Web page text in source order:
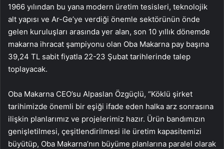
1966 yılından bu yana modern üretim tesisleri, teknolojik
alt yapısı ve Ar-Ge’ye verdiği önemle sektörünün önde
gelen kuruluşları arasında yer alan, son 10 yıllık dönemde
makarna ihracat şampiyonu olan Oba Makarna pay başına
39,24 TL sabit fiyatla 22-23 Şubat tarihlerinde talep
toplayacak.
Oba Makarna CEO’su Alpaslan Özgüçlü, “Köklü şirket
tarihimizde önemli bir eşiği ifade eden halka arz sonrasına
ilişkin planlarımız ve projelerimiz hazır. Ürün bandımızın
genişletilmesi, çeşitlendirilmesi ile üretim kapasitemizi
büyütüp, Oba Makarna’nın büyüme planlarına paralel olarak